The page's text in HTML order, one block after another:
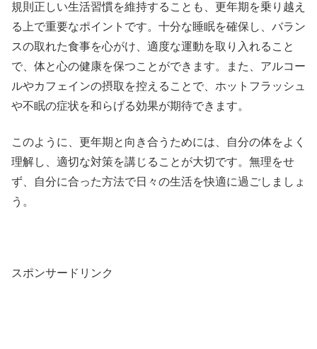
規則正しい生活習慣を維持することも、更年期を乗り越え
る上で重要なポイントです。十分な睡眠を確保し、バラン
スの取れた食事を心がけ、適度な運動を取り入れること
で、体と心の健康を保つことができます。また、アルコー
ルやカフェインの摂取を控えることで、ホットフラッシュ
や不眠の症状を和らげる効果が期待できます。
このように、更年期と向き合うためには、自分の体をよく
理解し、適切な対策を講じることが大切です。無理をせ
ず、自分に合った方法で日々の生活を快適に過ごしましょ
う。
スポンサードリンク